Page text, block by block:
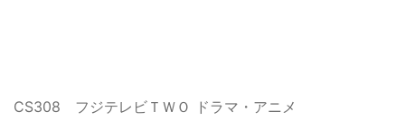
CS308 フジテレビＴＷＯ ドラマ・アニメ